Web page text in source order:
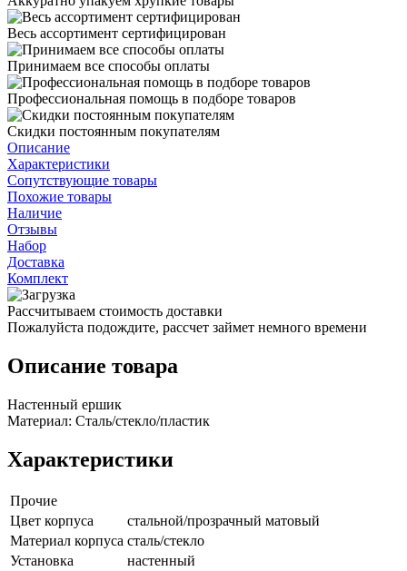
Весь ассортимент сертифицирован
Принимаем все способы оплаты
Профессиональная помощь в подборе товаров
Скидки постоянным покупателям
Описание
Характеристики
Сопутствующие товары
Похожие товары
Наличие
Отзывы
Набор
Доставка
Комплект
Рассчитываем стоимость доставки
Пожалуйста подождите, рассчет займет немного времени
Описание товара
Настенный ершик
Материал: Сталь/стекло/пластик
Характеристики
Прочие
Цвет корпуса
стальной/прозрачный матовый
Материал корпуса сталь/стекло
Установка
настенный